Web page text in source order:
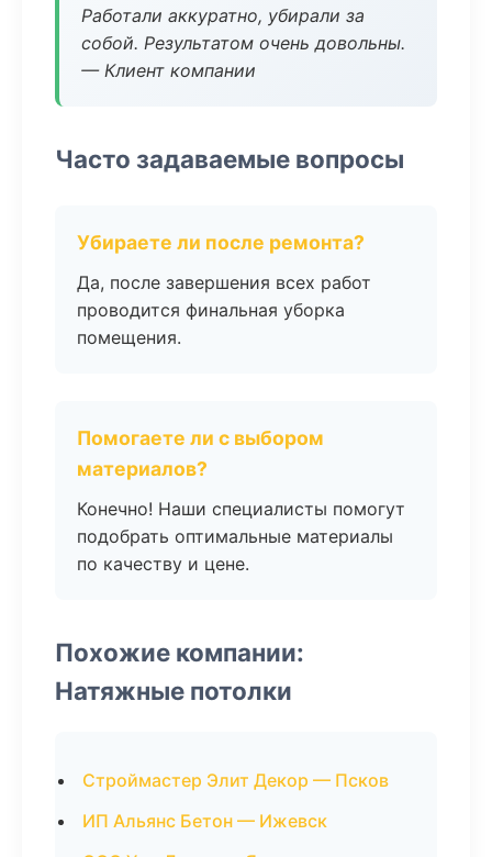
Работали аккуратно, убирали за
собой. Результатом очень довольны.
— Клиент компании
Часто задаваемые вопросы
Убираете ли после ремонта?
Да, после завершения всех работ
проводится финальная уборка
помещения.
Помогаете ли с выбором
материалов?
Конечно! Наши специалисты помогут
подобрать оптимальные материалы
по качеству и цене.
Похожие компании:
Натяжные потолки
Строймастер Элит Декор — Псков
ИП Альянс Бетон — Ижевск